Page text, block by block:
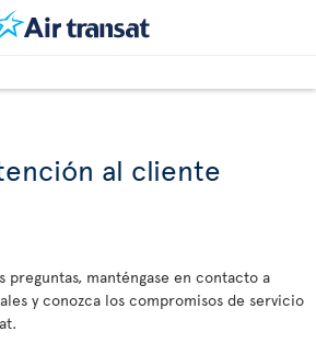
al cliente
preguntas, manténgase en contacto a
y conozca los compromisos de servicio